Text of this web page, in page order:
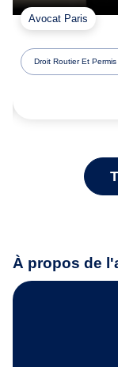
Avocat Paris
Droit Routier Et
À propos de